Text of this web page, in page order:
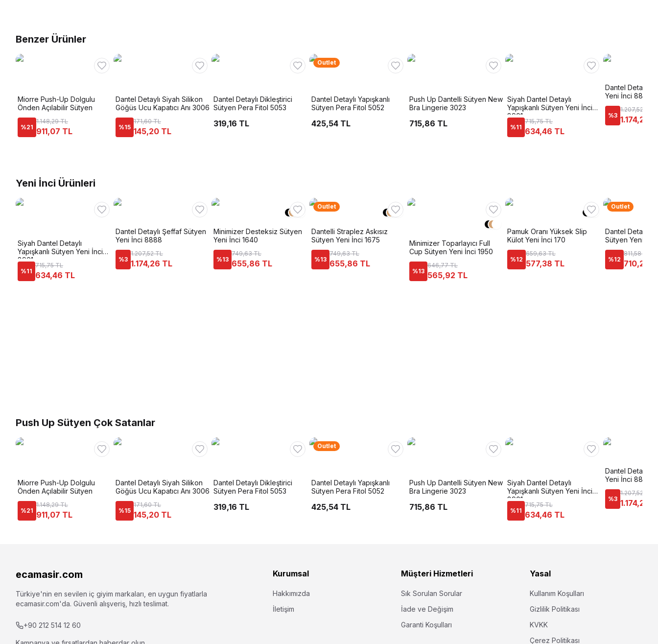
Benzer Ürünler
Miorre Push-Up Dolgulu
Önden Açılabilir Sütyen
%21
1.148,29 TL
911,07 TL
Dantel Detaylı Siyah Silikon
Göğüs Ucu Kapatıcı Anı 3006
%15
171,60 TL
145,20 TL
Dantel Detaylı Dikleştirici
Sütyen Pera Fitol 5053
319,16 TL
Outlet
Dantel Detaylı Yapışkanlı
Sütyen Pera Fitol 5052
425,54 TL
Push Up Dantelli Sütyen New
Bra Lingerie 3023
715,86 TL
Siyah Dantel Detaylı
Yapışkanlı Sütyen Yeni İnci
8901
%11
715,75 TL
634,46 TL
Dantel Detaylı
Yeni İnci 8888
%3
1.207,52 TL
1.174,26
Yeni İnci Ürünleri
Siyah Dantel Detaylı
Yapışkanlı Sütyen Yeni İnci
8901
%11
715,75 TL
634,46 TL
Dantel Detaylı Şeffaf Sütyen
Yeni İnci 8888
%3
1.207,52 TL
1.174,26 TL
+
Minimizer Desteksiz Sütyen
Yeni İnci 1640
%13
749,63 TL
655,86 TL
Outlet
+
Dantelli Straplez Askısız
Sütyen Yeni İnci 1675
%13
749,63 TL
655,86 TL
Minimizer Toparlayıcı Full
Cup Sütyen Yeni İnci 1950
%13
646,77 TL
565,92 TL
Pamuk Oranı Yüksek Slip
Külot Yeni İnci 170
%12
659,63 TL
577,38 TL
Outlet
Dantel Detaylı
Sütyen Yeni
%12
811,58 TL
710,26
Push Up Sütyen Çok Satanlar
Miorre Push-Up Dolgulu
Önden Açılabilir Sütyen
%21
1.148,29 TL
911,07 TL
Dantel Detaylı Siyah Silikon
Göğüs Ucu Kapatıcı Anı 3006
%15
171,60 TL
145,20 TL
Dantel Detaylı Dikleştirici
Sütyen Pera Fitol 5053
319,16 TL
Outlet
Dantel Detaylı Yapışkanlı
Sütyen Pera Fitol 5052
425,54 TL
Push Up Dantelli Sütyen New
Bra Lingerie 3023
715,86 TL
Siyah Dantel Detaylı
Yapışkanlı Sütyen Yeni İnci
8901
%11
715,75 TL
634,46 TL
Dantel Detaylı
Yeni İnci 8888
%3
1.207,52 TL
1.174,26
ecamasir.com
Türkiye'nin en sevilen iç giyim markaları, en uygun fiyatlarla
ecamasir.com'da. Güvenli alışveriş, hızlı teslimat.
+90 212 514 12 60
Kurumsal
Hakkımızda
İletişim
Müşteri Hizmetleri
Sık Sorulan Sorular
İade ve Değişim
Garanti Koşulları
Yasal
Kullanım Koşulları
Gizlilik Politikası
KVKK
Çerez Politikası